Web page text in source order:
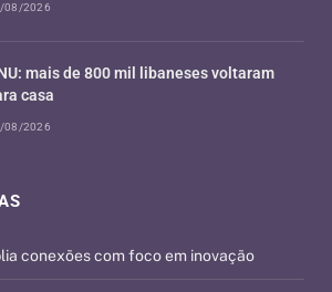
conexões com foco em inovação
08/2026
mais de 800 mil libaneses voltaram
casa
08/2026